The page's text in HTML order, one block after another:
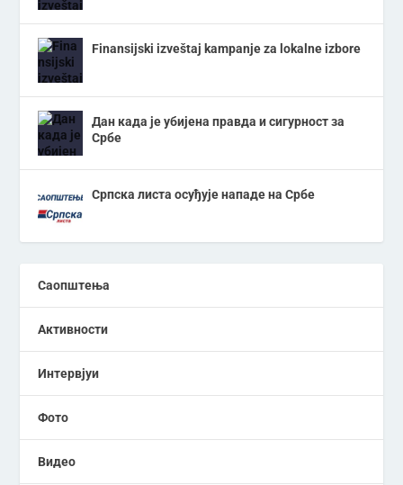
Finansijski izveštaj kampanje za lokalne izbore
Дан када је убијена правда и сигурност за
Србе
Српска листа осуђује нападе на Србе
Саопштења
Активности
Интервјуи
Фото
Видео